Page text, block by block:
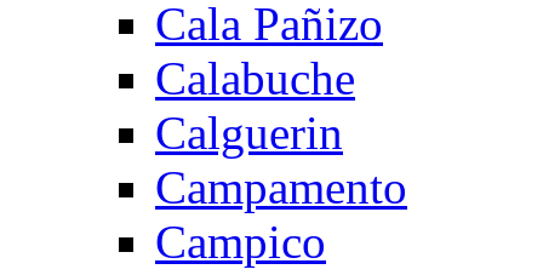
Cala Pañizo
Calabuche
Calguerin
Campamento
Campico